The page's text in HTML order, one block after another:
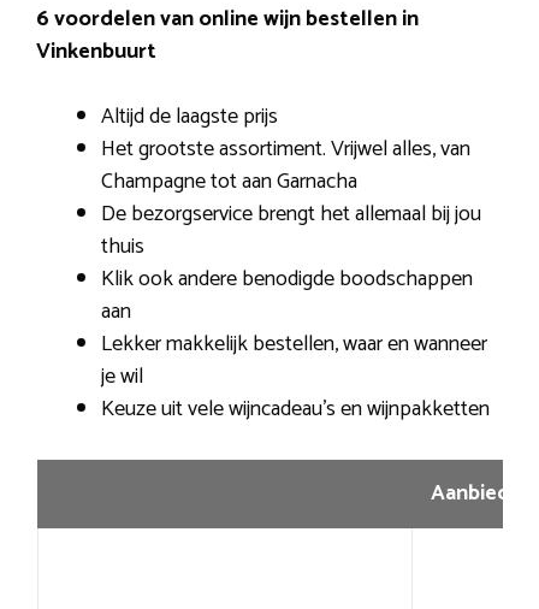
6 voordelen van online wijn bestellen in
Vinkenbuurt
Altijd de laagste prijs
Het grootste assortiment. Vrijwel alles, van
Champagne tot aan Garnacha
De bezorgservice brengt het allemaal bij jou
thuis
Klik ook andere benodigde boodschappen
aan
Lekker makkelijk bestellen, waar en wanneer
je wil
Keuze uit vele wijncadeau’s en wijnpakketten